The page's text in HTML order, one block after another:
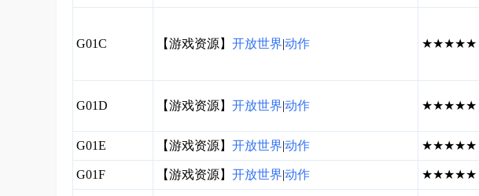
G01C 【游戏资源】 开放世界|动作 ★★★★★
G01D 【游戏资源】 开放世界|动作 ★★★★★
G01E 【游戏资源】 开放世界|动作 ★★★★★
G01F 【游戏资源】 开放世界|动作 ★★★★★